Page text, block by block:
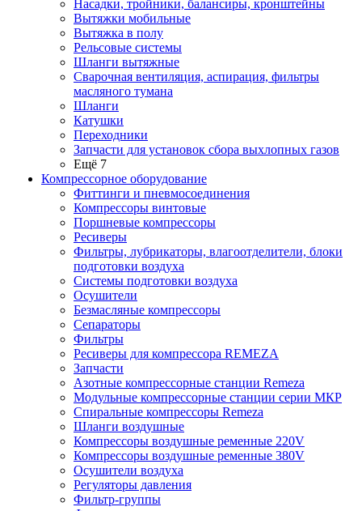
Насадки, тройники, балансиры, кронштейны
Вытяжки мобильные
Вытяжка в полу
Рельсовые системы
Шланги вытяжные
Сварочная вентиляция, аспирация, фильтры
масляного тумана
Шланги
Катушки
Переходники
Запчасти для установок сбора выхлопных газов
Ещё 7
Компрессорное оборудование
Фиттинги и пневмосоединения
Компрессоры винтовые
Поршневые компрессоры
Ресиверы
Фильтры, лубрикаторы, влагоотделители, блоки
подготовки воздуха
Системы подготовки воздуха
Осушители
Безмасляные компрессоры
Сепараторы
Фильтры
Ресиверы для компрессора REMEZA
Запчасти
Азотные компрессорные станции Remeza
Модульные компрессорные станции серии МКР
Спиральные компрессоры Remeza
Шланги воздушные
Компрессоры воздушные ременные 220V
Компрессоры воздушные ременные 380V
Осушители воздуха
Регуляторы давления
Фильтр-группы